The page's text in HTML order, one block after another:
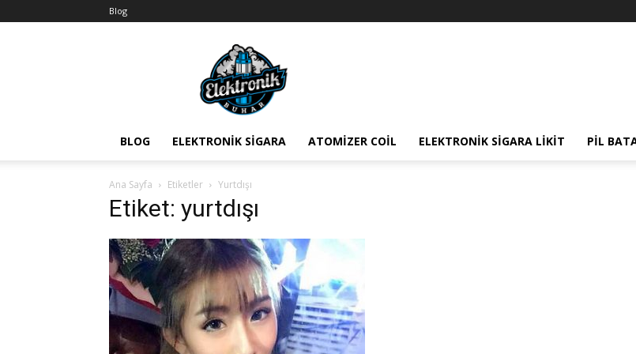
Blog
BLOG ELEKTRONIK SIGARA ATOMIZER COIL ELEKTRONIK SIGARA LIKIT PIL
Ana Sayfa Etiketler Yurtdışı
Etiket: yurtdışı